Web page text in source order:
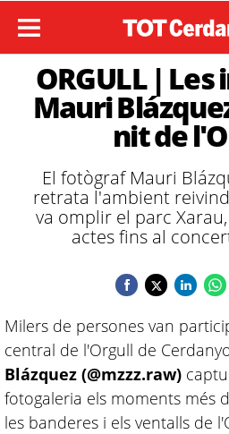
ORGULL |
Mauri
nit de
El fotògraf Mauri
retrata l'ambient
va omplir el parc
actes fins al
Milers de persones van
central de l'Orgull de
Blázquez (@mzzz.raw)
fotogaleria els moments més
les banderes i els ventalls de